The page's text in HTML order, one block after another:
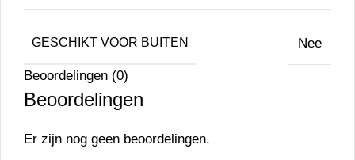
GESCHIKT VOOR BUITEN Nee
Beoordelingen (0)
Beoordelingen
Er zijn nog geen beoordelingen.